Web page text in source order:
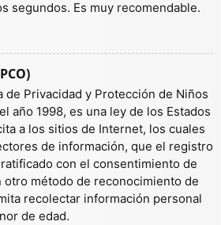
segundos. Es muy recomendable.
de Privacidad y Protección de Niños
año 1998, es una ley de los Estados
a los sitios de Internet, los cuales
de información, que el registro
con el consentimiento de
otro método de reconocimiento de
recolectar información personal
de edad.